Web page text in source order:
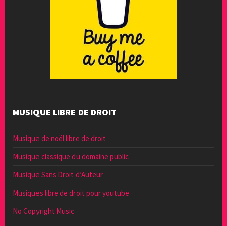
MUSIQUE LIBRE DE DROIT
Musique de noël libre de droit
Musique classique du domaine public
Musique Sans Droit d’Auteur
Musiques libre de droit pour youtube
No Copyright Music